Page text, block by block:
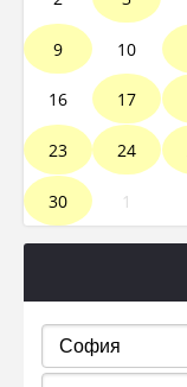
9 10
16 17
23 24
30 1